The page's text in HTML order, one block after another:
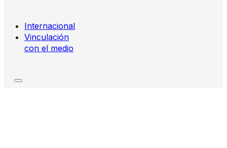
Internacional
Vinculación
con el medio